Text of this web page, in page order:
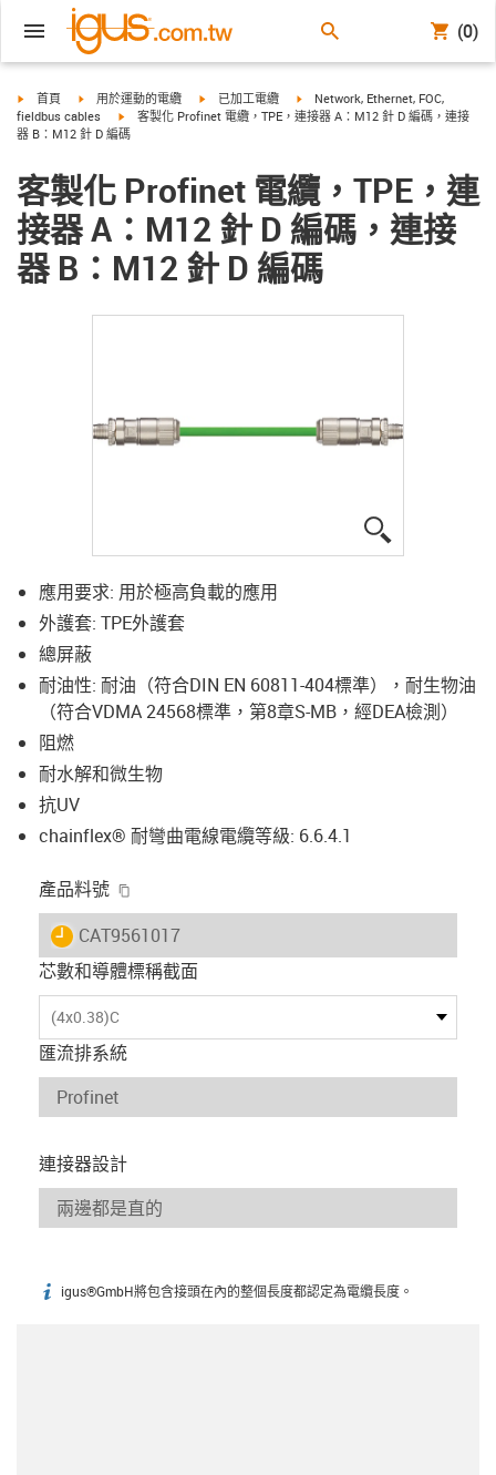
(0)
igus-icon-arrow-right
首頁 igus-icon-arrow-right
用於運動的電纜 igus-icon-arrow-right
已加工電纜 igus-icon-arrow-right
Network, Ethernet, FOC,
fieldbus cables
igus-icon-arrow-right
客製化 Profinet 電纜，TPE，連接器 A：M12 針 D 編碼，連接
器 B：M12 針 D 編碼
客製化 Profinet 電纜，TPE，連
接器 A：M12 針 D 編碼，連接
器 B：M12 針 D 編碼
應用要求: 用於極高負載的應用
外護套: TPE外護套
總屏蔽
耐油性: 耐油（符合DIN EN 60811-404標準），耐生物油
（符合VDMA 24568標準，第8章S-MB，經DEA檢測）
阻燃
耐水解和微生物
抗UV
chainflex® 耐彎曲電線電纜等級: 6.6.4.1
產品料號
igus-icon-lieferzeit
CAT9561017
芯數和導體標稱截面
(4x0.38)C
匯流排系統
連接器設計
igus-icon-info
igus®GmbH將包含接頭在內的整個長度都認定為電纜長度。